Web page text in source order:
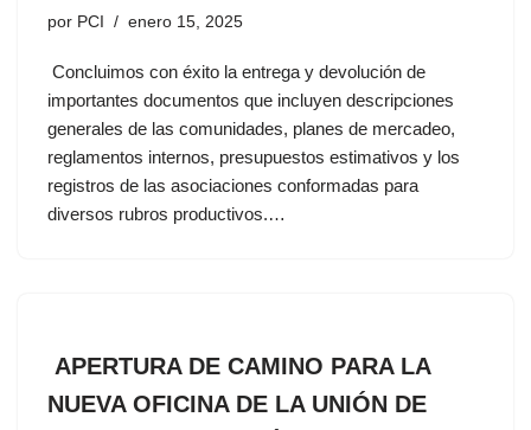
por PCI enero 15, 2025
Concluimos con éxito la entrega y devolución de
importantes documentos que incluyen descripciones
generales de las comunidades, planes de mercadeo,
reglamentos internos, presupuestos estimativos y los
registros de las asociaciones conformadas para
diversos rubros productivos.…
APERTURA DE CAMINO PARA LA
NUEVA OFICINA DE LA UNIÓN DE